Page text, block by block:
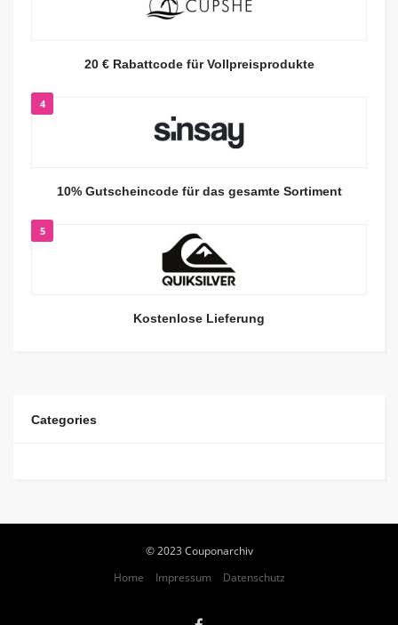
20 € Rabattcode für Vollpreisprodukte
4
10% Gutscheincode für das gesamte Sortiment
5
Kostenlose Lieferung
Categories
© 2023 Couponarchiv
Home
Impressum Datenschutz